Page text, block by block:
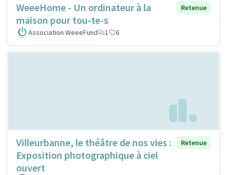
WeeeHome - Un ordinateur à la
maison pour tou-te-s
Retenue
Association WeeeFund 1 6
Villeurbanne, le théâtre de nos vies :
Exposition photographique à ciel
ouvert
Retenue